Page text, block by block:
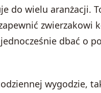
do wielu aranżacji.
zwierzakowi
dbać o
wygodzie,